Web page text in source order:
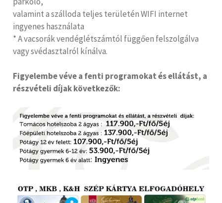
valamint a szálloda teljes területén WIFI internet
ingyenes használata
* A vacsorák vendéglétszámtól függően felszolgálva
vagy svédasztalról kínálva.
Figyelembe véve a fenti programokat és ellátást, a
részvételi díjak következők: